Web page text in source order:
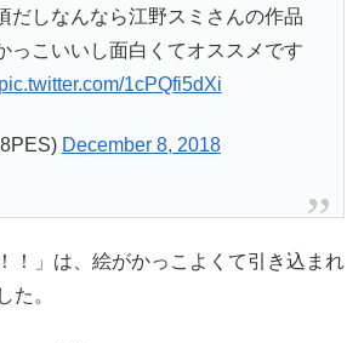
だしなんなら江野スミさんの作品
っこいいし面白くてオススメです
pic.twitter.com/1cPQfi5dXi
December 8, 2018
！」は、絵がかっこよくて引き込まれ
た。